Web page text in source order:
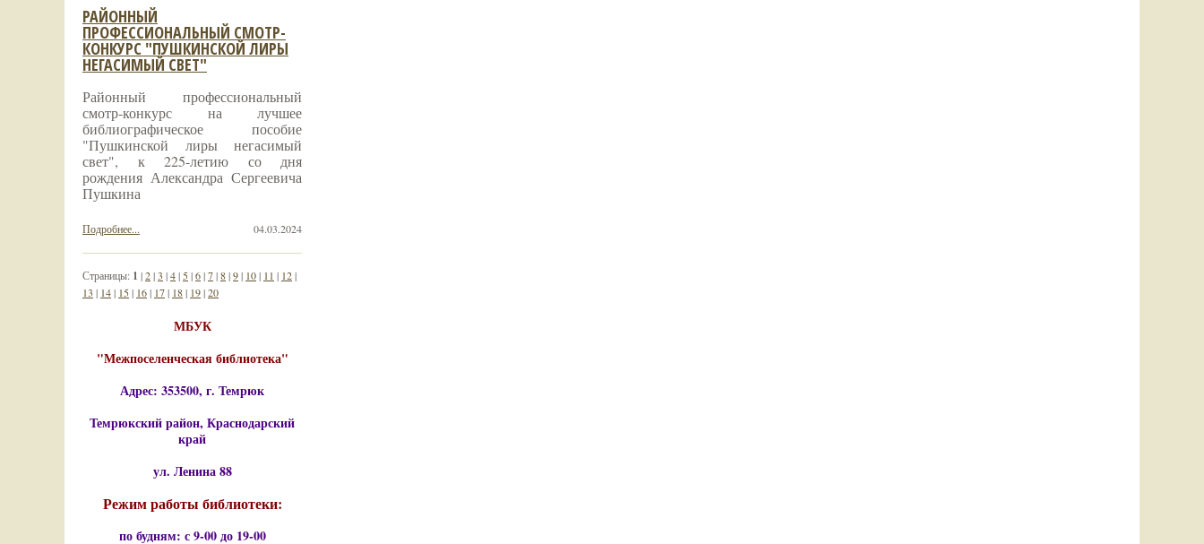
РАЙОННЫЙ
ПРОФЕССИОНАЛЬНЫЙ СМОТР-
КОНКУРС "ПУШКИНСКОЙ ЛИРЫ
НЕГАСИМЫЙ СВЕТ"
Районный профессиональный
смотр-конкурс на лучшее
библиографическое пособие
"Пушкинской лиры негасимый
свет", к 225-летию со дня
рождения Александра Сергеевича
Пушкина
04.03.2024
Подробнее...
Страницы: 1 |2|3 |4| 5|6|7|8|9| 10| 11 | 12|
13 | 14| 15| 16| 17| 18| 19|20
МБУК
"Межпоселенческая библиотека"
Адрес: 353500, г. Темрюк
Темрюкский район, Краснодарский
край
ул. Ленина 88
Режим работы библиотеки:
по будням: с 9-00 до 19-00